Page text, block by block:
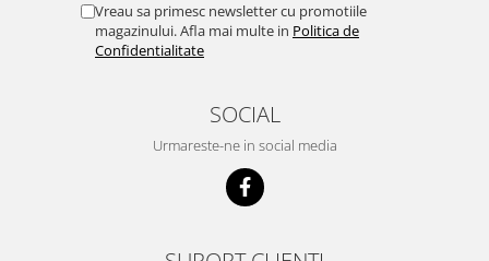
Vreau sa primesc newsletter cu promotiile
magazinului. Afla mai multe in Politica de
Confidentialitate
SOCIAL
Urmareste-ne in social media